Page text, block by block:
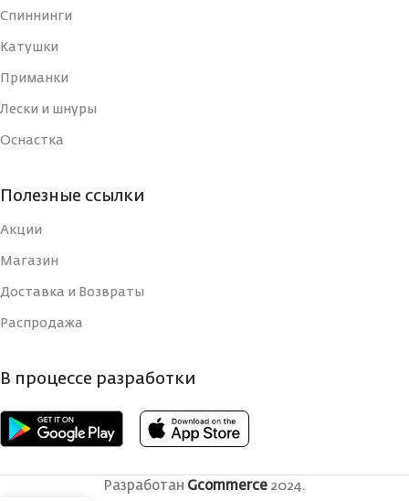
Спиннинги
Катушки
Приманки
Лески и шнуры
Оснастка
Полезные ссылки
Акции
Магазин
Доставка и Возвраты
Распродажа
В процессе разработки
Разработан Gcommerce 2024.